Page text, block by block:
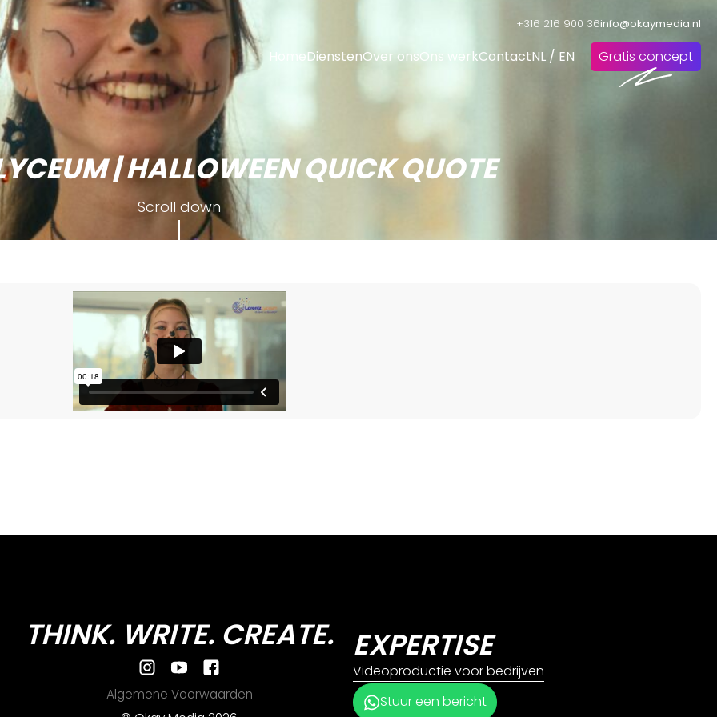
+316 216 900 36info@okaymedia.nl
HomeDienstenOver onsOns werkContactNL / EN Gratis concept
| HALLOWEEN QUICK QUOTE
Scroll down
THINK. WRITE. CREATE.
Algemene Voorwaarden
EXPERTISE
Videoproductie voor bedrijven
Stuur een bericht